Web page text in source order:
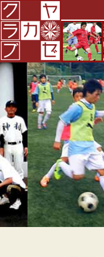
コ
ン
テ
ン
へ
ス
キ
ッ
プ